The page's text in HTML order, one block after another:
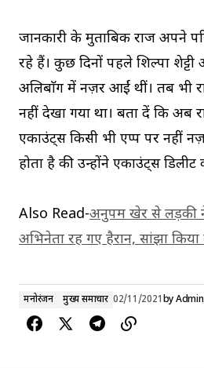
जानकारी के मुताबिक राज अपने
रहे हैं। कुछ दिनों पहले शिल्पा
अलिबाॅग में नज़र आईं थीं। तब भी
नहीं देखा गया था। बता दें कि अब
एकाउंट्स किसी भी एप्प पर नहीं
होता है की उन्होंने एकाउंट्स डिलीट
Also Read-अनुपम खेर से लड़की
अभिनेता रह गए हैरान, सांझा किया
मनोरंजन मुख्य समाचार 02/11/2021by